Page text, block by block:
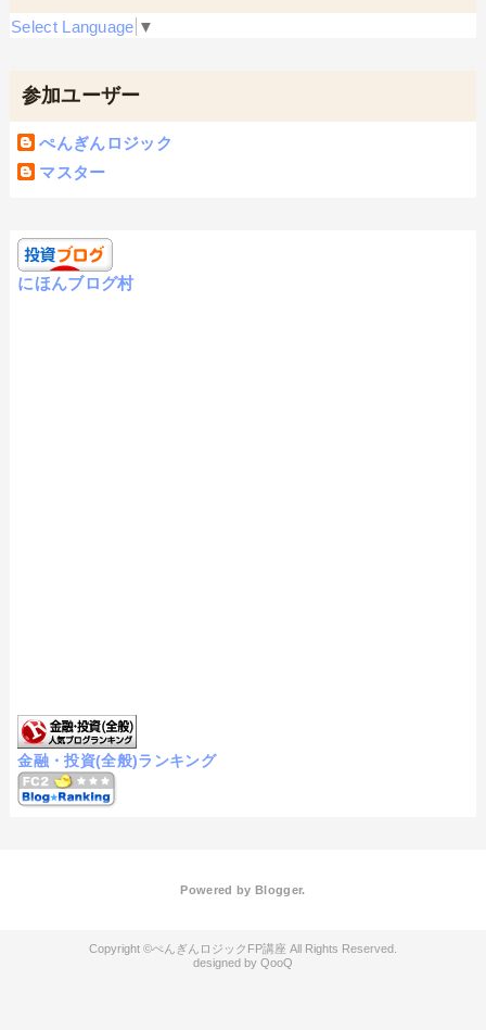
Select Language ▼
参加ユーザー
ぺんぎんロジック
マスター
にほんブログ村
金融・投資(全般)ランキング
Powered by Blogger.
ぺんぎんロジックFP講座
QooQ